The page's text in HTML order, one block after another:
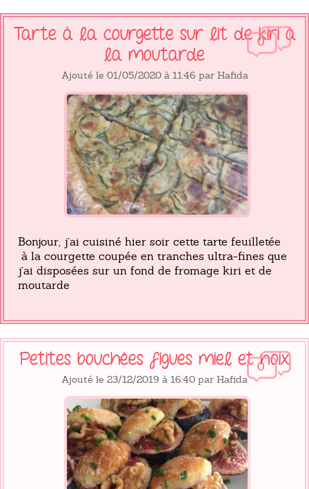
0
Tarte à la courgette sur lit de kiri à
la moutarde
Ajouté le 01/05/2020 à 11:46 par Hafida
Bonjour, j’ai cuisiné hier soir cette tarte feuilletée
à la courgette coupée en tranches ultra-fines que
j’ai disposées sur un fond de fromage kiri et de
moutarde
0
Petites bouchées figues miel et noix
Ajouté le 23/12/2019 à 16:40 par Hafida